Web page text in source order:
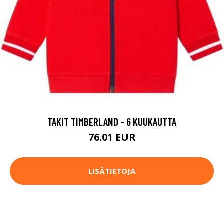
TAKIT TIMBERLAND - 6 KUUKAUTTA
76.01 EUR
LISÄTIETOJA